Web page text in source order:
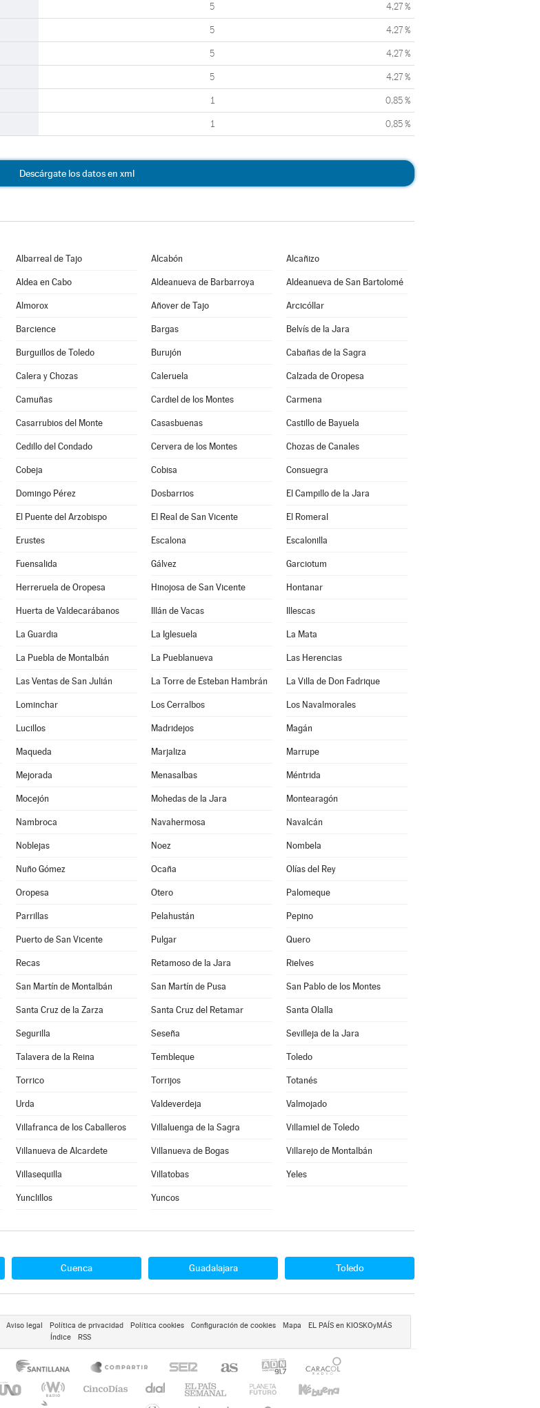
5 4,27 %
5 4,27 %
5 4,27 %
5 4,27 %
1 0,85 %
1 0,85 %
Descárgate los datos en xml
Albarreal de Tajo Alcabón Alcañizo
Aldea en Cabo Aldeanueva de Barbarroya Aldeanueva de San Bartolomé
Almorox Añover de Tajo Arcicóllar
Barcience Bargas Belvís de la Jara
Burguillos de Toledo Burujón Cabañas de la Sagra
Calera y Chozas Caleruela Calzada de Oropesa
Camuñas Cardiel de los Montes Carmena
Casarrubios del Monte Casasbuenas Castillo de Bayuela
Cedillo del Condado Cervera de los Montes Chozas de Canales
Cobeja Cobisa Consuegra
Domingo Pérez Dosbarrios El Campillo de la Jara
El Puente del Arzobispo El Real de San Vicente El Romeral
Erustes Escalona Escalonilla
Fuensalida Gálvez Garciotum
Herreruela de Oropesa Hinojosa de San Vicente Hontanar
Huerta de Valdecarábanos Illán de Vacas Illescas
La Guardia La Iglesuela La Mata
La Puebla de Montalbán La Pueblanueva Las Herencias
Las Ventas de San Julián La Torre de Esteban Hambrán La Villa de Don Fadrique
Lominchar Los Cerralbos Los Navalmorales
Lucillos Madridejos Magán
Maqueda Marjaliza Marrupe
Mejorada Menasalbas Méntrida
Mocejón Mohedas de la Jara Montearagón
Nambroca Navahermosa Navalcán
Noblejas Noez Nombela
Nuño Gómez Ocaña Olías del Rey
Oropesa Otero Palomeque
Parrillas Pelahustán Pepino
Puerto de San Vicente Pulgar Quero
Recas Retamoso de la Jara Rielves
San Martín de Montalbán San Martín de Pusa San Pablo de los Montes
Santa Cruz de la Zarza Santa Cruz del Retamar Santa Olalla
Segurilla Seseña Sevilleja de la Jara
Talavera de la Reina Tembleque Toledo
Torrico Torrijos Totanés
Urda Valdeverdeja Valmojado
Villafranca de los Caballeros Villaluenga de la Sagra Villamiel de Toledo
Villanueva de Alcardete Villanueva de Bogas Villarejo de Montalbán
Villasequilla Villatobas Yeles
Yunclillos Yuncos
Cuenca Guadalajara Toledo
Aviso legal Política de privacidad Política cookies Configuración de cookies Mapa
EL PAÍS en KIOSKOyMÁS
Índice
RSS